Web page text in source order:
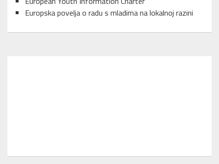
Europska povelja o radu s mladima na lokalnoj razini